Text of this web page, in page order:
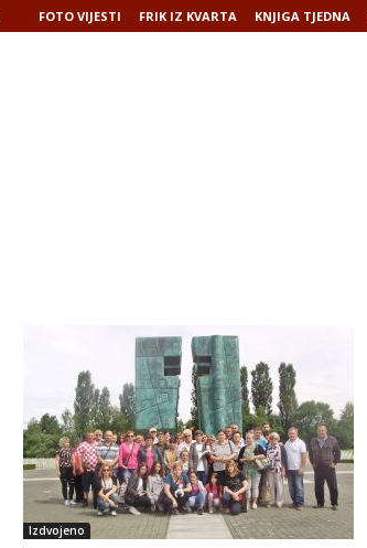
FOTO VIJESTI FRIK IZ KVARTA KNJIGA TJEDNA
Izdvojeno